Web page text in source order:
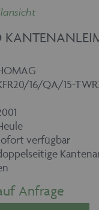
16/QA/15-
verfügbar
Anfrage